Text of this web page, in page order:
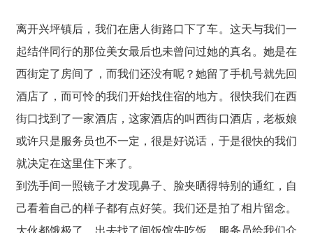
离开兴坪镇后，我们在唐人街路口下了车。这天与我们一
起结伴同行的那位美女最后也未曾问过她的真名。她是在
西街定了房间了，而我们还没有呢？她留了手机号就先回
酒店了，而可怜的我们开始找住宿的地方。很快我们在西
街口找到了一家酒店，这家酒店的叫西街口酒店，老板娘
或许只是服务员也不一定，很是好说话，于是很快的我们
就决定在这里住下来了。
到洗手间一照镜子才发现鼻子、脸夹晒得特别的通红，自
己看着自己的样子都有点好笑。我们还是拍了相片留念。